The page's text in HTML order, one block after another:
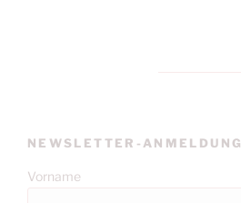
NEWSLETTER-ANMELDUNG
Vorname